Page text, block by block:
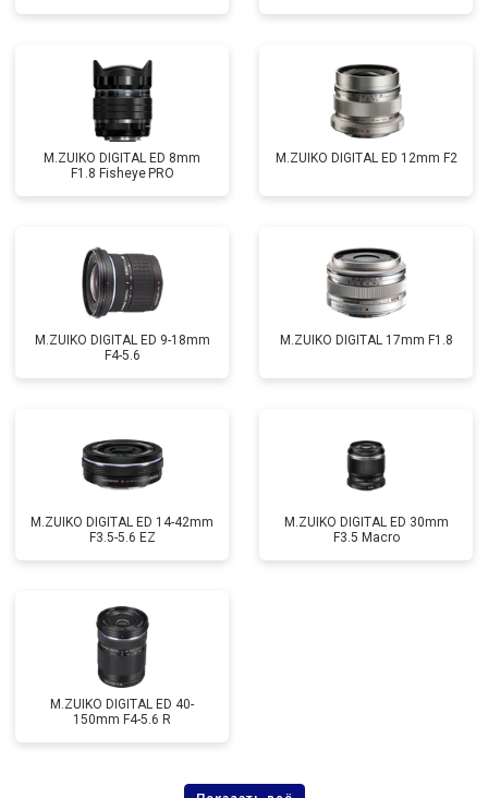
M.ZUIKO DIGITAL ED 8mm
F1.8 Fisheye PRO
M.ZUIKO DIGITAL ED 12mm F2
M.ZUIKO DIGITAL ED 9-18mm
F4-5.6
M.ZUIKO DIGITAL 17mm F1.8
M.ZUIKO DIGITAL ED 14-42mm
F3.5-5.6 EZ
M.ZUIKO DIGITAL ED 30mm
F3.5 Macro
M.ZUIKO DIGITAL ED 40-
150mm F4-5.6 R